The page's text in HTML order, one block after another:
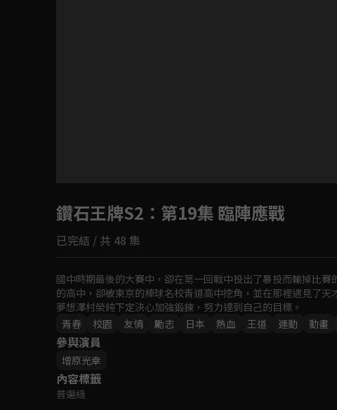
如有不便請見諒
鑽石王牌S2 ：第19集 臨陣應戰
已完結 / 共 48 集
國中時期最後的大賽中，卻在第一回戰中投出了暴投而輸掉比
的高中，卻被東京的棒球名校青道高中挖角，並在那裡遇見了
夢想澤村榮純下定決心加強鍛鍊，努力達到自己的目標。
青春
校園 友情 勵志 日本 熱血 王道 運動 動畫
參與演員
增原光幸
內容標籤
普遍級